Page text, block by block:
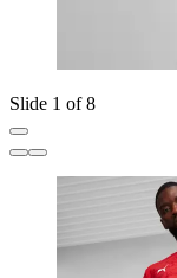
Slide 1 of 8